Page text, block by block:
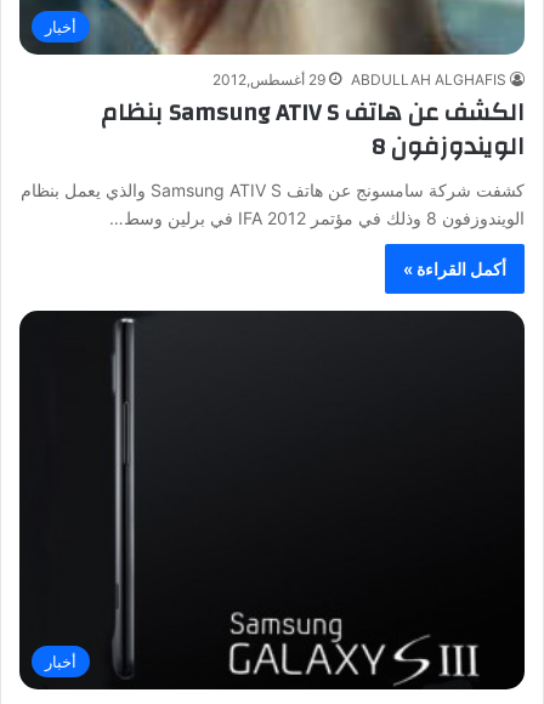
أخبار
ABDULLAH ALGHAFIS 29 أغسطس,2012
الكشف عن هاتف Samsung ATIV S بنظام
الويندوزفون 8
كشفت شركة سامسونج عن هاتف Samsung ATIV S والذي يعمل بنظام
الويندوزفون 8 وذلك في مؤتمر IFA 2012 في برلين وسط…
أكمل القراءة »
أخبار